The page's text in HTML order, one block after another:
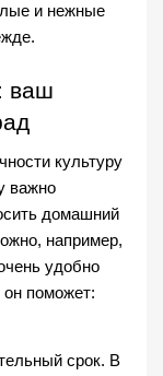
и нежные
: ваш
важно
домашний
например,
удобно
он поможет:
срок. В